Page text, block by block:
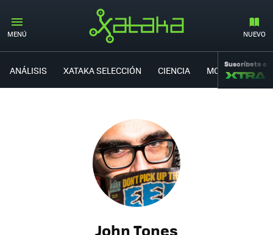
MENÚ NUEVO
ANÁLISIS XATAKA SELECCIÓN CIENCIA MOVILIDAD
Suscríbete a
John Tones